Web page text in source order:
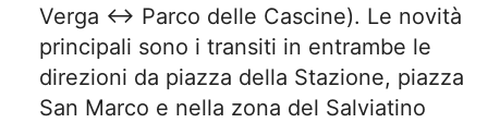
Verga ↔ Parco delle Cascine). Le novità
principali sono i transiti in entrambe le
direzioni da piazza della Stazione, piazza
San Marco e nella zona del Salviatino